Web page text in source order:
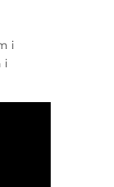
i
i